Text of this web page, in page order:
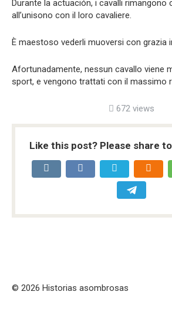
Durante la actuación, i cavalli rimangono
all’unisono con il loro cavaliere.
È maestoso vederli muoversi con grazia
Afortunadamente, nessun cavallo viene
sport, e vengono trattati con il massimo
672 views
Like this post? Please share
© 2026 Historias asombrosas